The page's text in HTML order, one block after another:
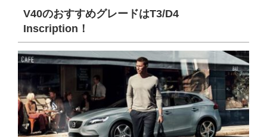
V40のおすすめグレードはT3/D4
Inscription！